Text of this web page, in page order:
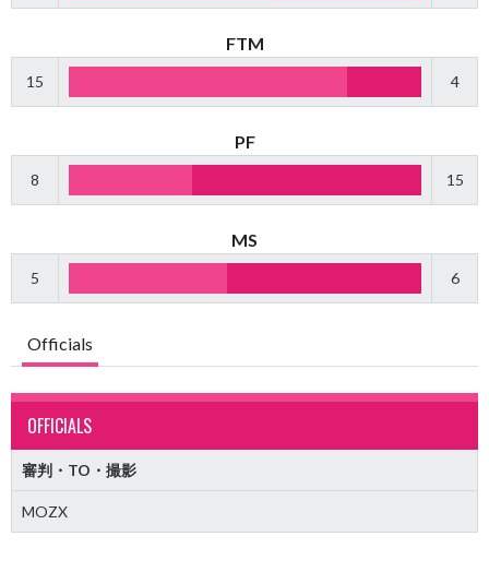
FTM
15 4
PF
8 15
MS
5 6
Officials
OFFICIALS
審判・TO・撮影
MOZX